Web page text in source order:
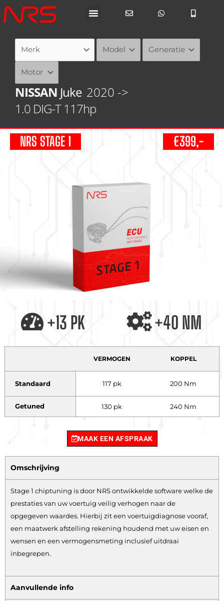
Ga
naar
NISSAN Juke 2020 ->
1.0 DIG-T 117hp
NRS STAGE 1 €399,-
+13 PK +40 NM
VERMOGEN KOPPEL
Standaard 117 pk 200 Nm
Getuned 130 pk 240 Nm
MAAK EEN AFSPRAAK
Omschrijving
Stage 1 chiptuning is door NRS ontwikkelde software welke de
prestaties van uw voertuig veilig verhogen naar de
opgegeven waardes. Hierbij zit een voertuigdiagnose vooraf,
een maatwerk afstelling rekening houdend met uw eisen en
wensen en een vermogensmeting inclusief uitdraai
inbegrepen.
Aanvullende info